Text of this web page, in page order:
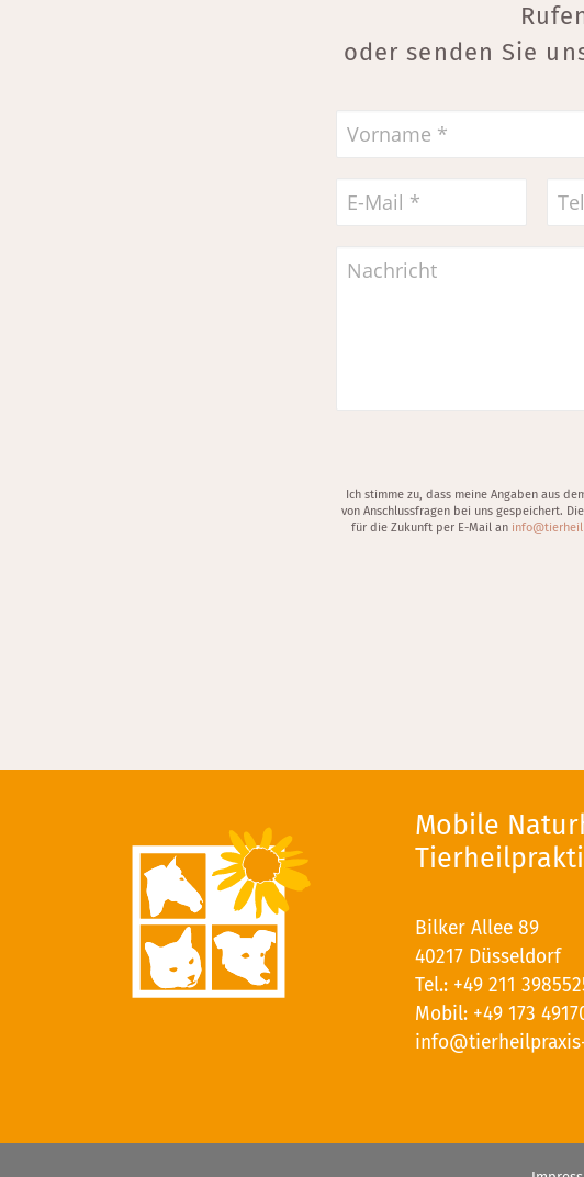
oder senden Sie
Ich stimme zu, dass meine Angaben aus
von Anschlussfragen bei uns gespeichert.
für die Zukunft per E-Mail an
Mobile
Bilker Allee 89
40217 Düsseldorf
Tel.: +49 211
Mobil: +49 173